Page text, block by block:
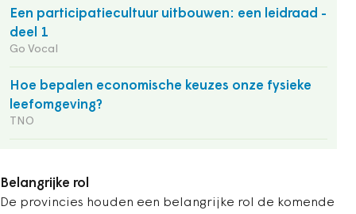
Een participatiecultuur uitbouwen: een leidraad -
deel 1
Go Vocal
Hoe bepalen economische keuzes onze fysieke
leefomgeving?
TNO
Belangrijke rol
De provincies houden een belangrijke rol de komende